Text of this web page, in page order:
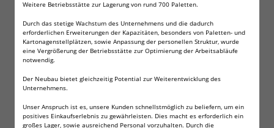
Weitere Betriebsstätte zur Lagerung von rund 700 Paletten.
Durch das stetige Wachstum des Unternehmens und die dadurch
erforderlichen Erweiterungen der Kapazitäten, besonders von Paletten- und
Kartonagenstellplätzen, sowie Anpassung der personellen Struktur, wurde
eine Vergrößerung der Betriebsstätte zur Optimierung der Arbeitsabläufe
notwendig.
Der Neubau bietet gleichzeitig Potential zur Weiterentwicklung des
Unternehmens.
Unser Anspruch ist es, unsere Kunden schnellstmöglich zu beliefern, um ein
positives Einkaufserlebnis zu gewährleisten. Dies macht es erforderlich ein
großes Lager, sowie ausreichend Personal vorzuhalten. Durch die
Diabolos 5,49 mm FRITZ-
CELL für Luftgewehr
Luftpistole
Mittelschwerer Field Target Match Diabolo.
Präzise Verarbeitet für das Silhouettenschießen